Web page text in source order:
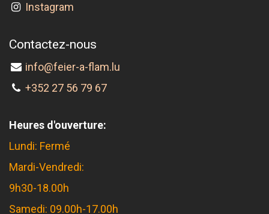
Instagram
Contactez-nous
info@feier-a-flam.lu
+352 27 56 79 67
Heures d'ouverture:
Lundi: Fermé
Mardi-Vendredi:
9h30-18.00h
Samedi: 09.00h-17.00h